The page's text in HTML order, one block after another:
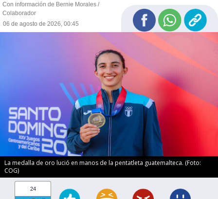
Con información de Bernie Morales /
Colaborador
06 de agosto de 2026, 00:45
La medalla de oro lució en manos de la pentatleta guatemalteca. (Foto:
COG)
24